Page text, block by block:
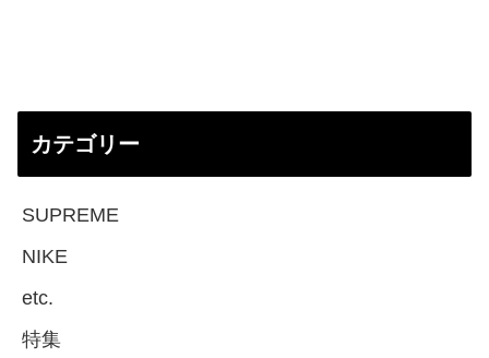
カテゴリー
SUPREME
NIKE
etc.
特集